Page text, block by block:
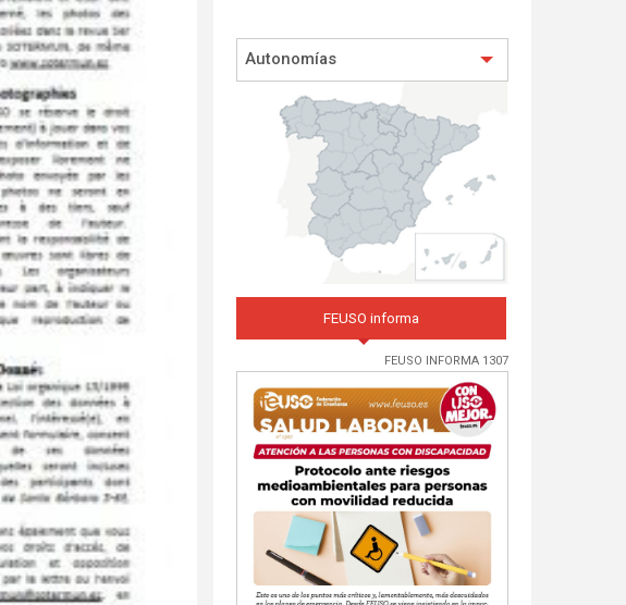
Autonomías
FEUSO informa
FEUSO INFORMA 1307